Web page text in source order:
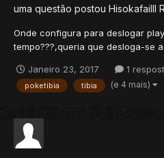
uma questão postou Hisokafailll
Onde configura para deslogar
tempo???,queria que desloga-se
de mcs no server,porque muita
Janeiro 23, 2017 1
poketibia tibia (e 4 mais)